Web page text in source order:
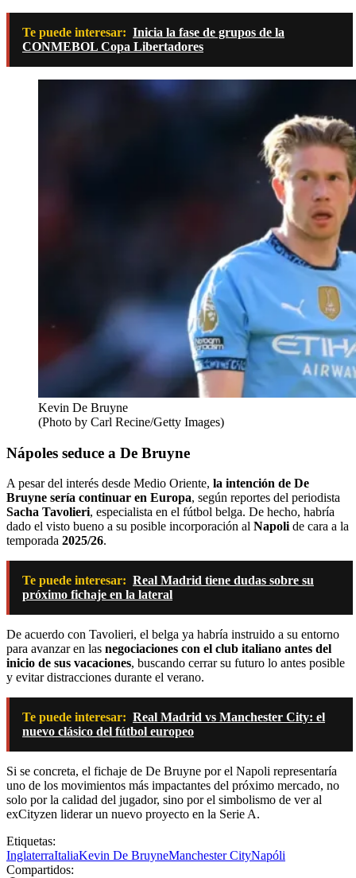
Te puede interesar: Inicia la fase de grupos de la
CONMEBOL Copa Libertadores
Kevin De Bruyne
(Photo by Carl Recine/Getty Images)
Nápoles seduce a De Bruyne
A pesar del interés desde Medio Oriente, la intención de De
Bruyne sería continuar en Europa, según reportes del periodista
Sacha Tavolieri, especialista en el fútbol belga. De hecho, habría
dado el visto bueno a su posible incorporación al Napoli de cara a la
temporada 2025/26.
Te puede interesar: Real Madrid tiene dudas sobre su
próximo fichaje en la lateral
De acuerdo con Tavolieri, el belga ya habría instruido a su entorno
para avanzar en las negociaciones con el club italiano antes del
inicio de sus vacaciones, buscando cerrar su futuro lo antes posible
y evitar distracciones durante el verano.
Te puede interesar: Real Madrid vs Manchester City: el
nuevo clásico del fútbol europeo
Si se concreta, el fichaje de De Bruyne por el Napoli representaría
uno de los movimientos más impactantes del próximo mercado, no
solo por la calidad del jugador, sino por el simbolismo de ver al
exCityzen liderar un nuevo proyecto en la Serie A.
Etiquetas:
InglaterraItaliaKevin De BruyneManchester CityNapóli
Compartidos: